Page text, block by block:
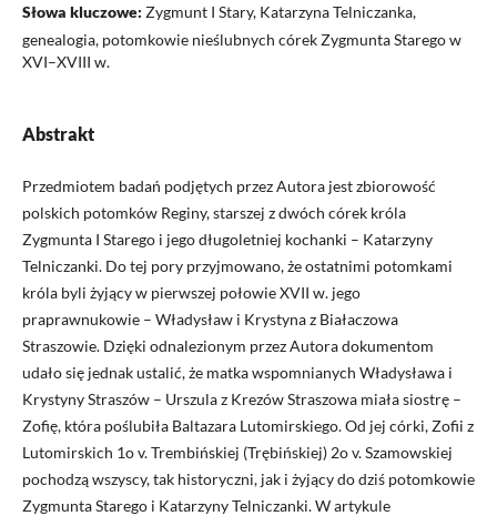
Słowa kluczowe: Zygmunt I Stary, Katarzyna Telniczanka,
genealogia, potomkowie nieślubnych córek Zygmunta Starego w
XVI–XVIII w.
Abstrakt
Przedmiotem badań podjętych przez Autora jest zbiorowość
polskich potomków Reginy, starszej z dwóch córek króla
Zygmunta I Starego i jego długoletniej kochanki – Katarzyny
Telniczanki. Do tej pory przyjmowano, że ostatnimi potomkami
króla byli żyjący w pierwszej połowie XVII w. jego
praprawnukowie – Władysław i Krystyna z Białaczowa
Straszowie. Dzięki odnalezionym przez Autora dokumentom
udało się jednak ustalić, że matka wspomnianych Władysława i
Krystyny Straszów – Urszula z Krezów Straszowa miała siostrę –
Zofię, która poślubiła Baltazara Lutomirskiego. Od jej córki, Zofii z
Lutomirskich 1o v. Trembińskiej (Trębińskiej) 2o v. Szamowskiej
pochodzą wszyscy, tak historyczni, jak i żyjący do dziś potomkowie
Zygmunta Starego i Katarzyny Telniczanki. W artykule